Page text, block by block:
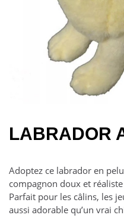
LABRADOR
Adoptez ce labrador en
compagnon doux et
Parfait pour les câlins, les
aussi adorable qu’un vrai